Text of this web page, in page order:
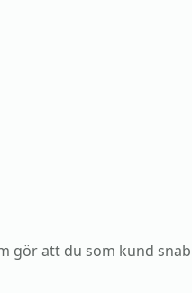
gör att du som kund